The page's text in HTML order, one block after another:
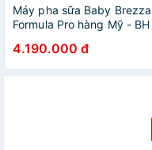
Máy pha sữa Baby Brezza
Formula Pro hàng Mỹ - BH
trợ kĩ thuật trọn đời
4.190.000 đ